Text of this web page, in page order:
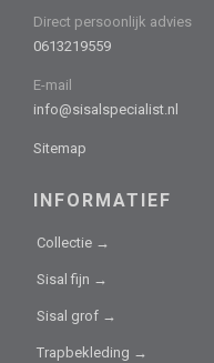
Direct persoonlijk advies
0613219559
E-mail
info@sisalspecialist.nl
Sitemap
INFORMATIEF
Collectie →
Sisal fijn →
Sisal grof →
Trapbekleding →